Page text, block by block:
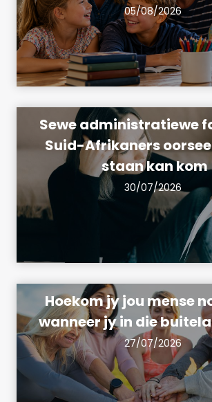
05/08/2026
Sewe administratiewe
Suid-Afrikaners
staan kan kom
30/07/2026
Hoekom jy jou mense
wanneer jy in die
27/07/2026